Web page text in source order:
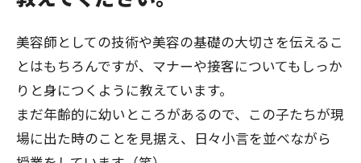
美容師としての技術や美容の基礎の大切さを伝えるこ
とはもちろんですが、マナーや接客についてもしっか
りと身につくように教えています。
まだ年齢的に幼いところがあるので、この子たちが現
場に出た時のことを見据え、日々小言を並べながら